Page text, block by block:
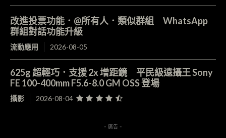
改進投票功能．@所有人．類似群組 WhatsApp
群組對話功能升級
流動應用 2026-08-05
625g 超輕巧．支援 2x 增距鏡 平民級遠攝王 Sony
FE 100-400mm F5.6-8.0 GM OSS 登場
攝影 2026-08-04
- 廣告 -